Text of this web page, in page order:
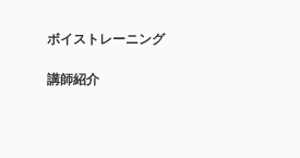
ボイストレーニング
講師紹介